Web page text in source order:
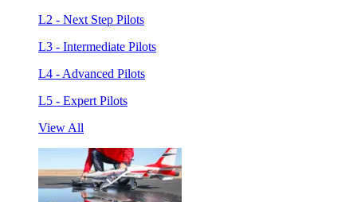
L2 - Next Step Pilots
L3 - Intermediate Pilots
L4 - Advanced Pilots
L5 - Expert Pilots
View All